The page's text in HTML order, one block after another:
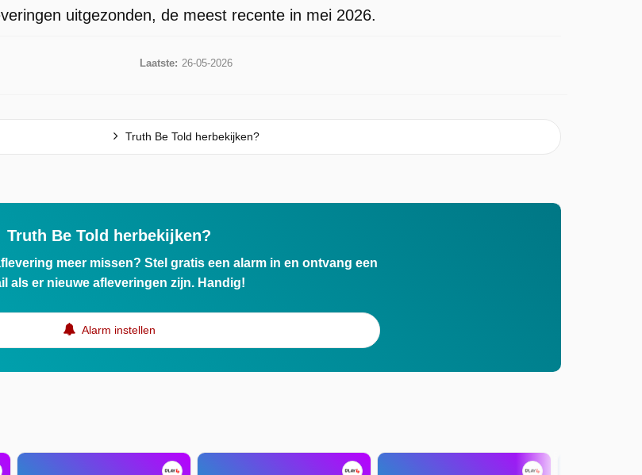
uitgezonden, de meest recente in mei 2026.
Laatste: 26-05-2026
Truth Be Told herbekijken?
Truth Be Told herbekijken?
meer missen? Stel gratis een alarm in en ontvang een
als er nieuwe afleveringen zijn. Handig!
Alarm instellen